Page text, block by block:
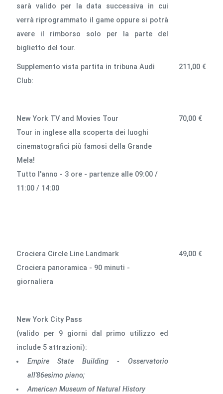
sarà valido per la data successiva in cui
verrà riprogrammato il game oppure si potrà
avere il rimborso solo per la parte del
biglietto del tour.
Supplemento vista partita in tribuna Audi
Club:
211,00 €
New York TV and Movies Tour
Tour in inglese alla scoperta dei luoghi
cinematografici più famosi della Grande
Mela!
Tutto l'anno - 3 ore - partenze alle 09:00 /
11:00 / 14:00
70,00 €
Crociera Circle Line Landmark
Crociera panoramica - 90 minuti -
giornaliera
49,00 €
New York City Pass
(valido per 9 giorni dal primo utilizzo ed
include 5 attrazioni):
Empire State Building - Osservatorio
all'86esimo piano;
American Museum of Natural History